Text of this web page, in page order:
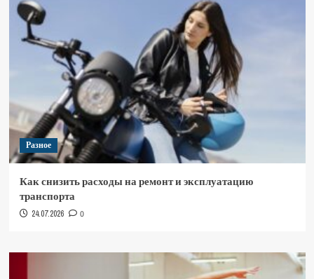
Разное
Как снизить расходы на ремонт и эксплуатацию
транспорта
24.07.2026 0